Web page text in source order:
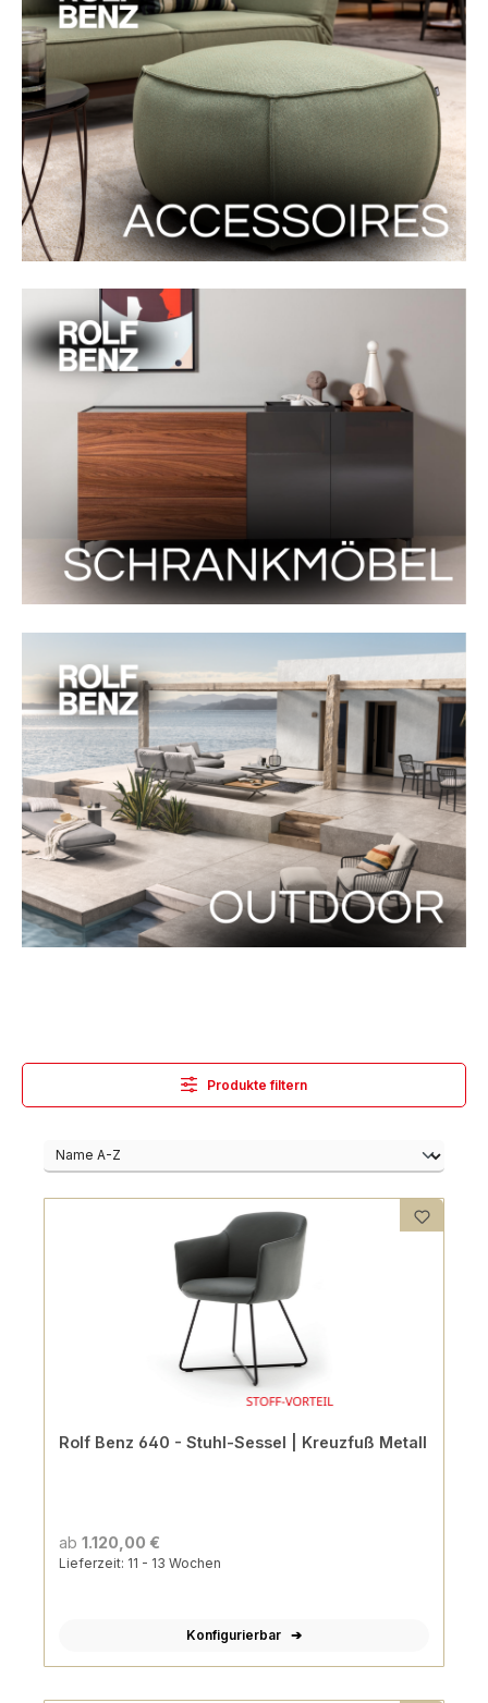
Produkte filtern
Rolf Benz 640 - Stuhl-Sessel | Kreuzfuß Metall
ab 1.120,00 €
Lieferzeit: 11 - 13 Wochen
Konfigurierbar